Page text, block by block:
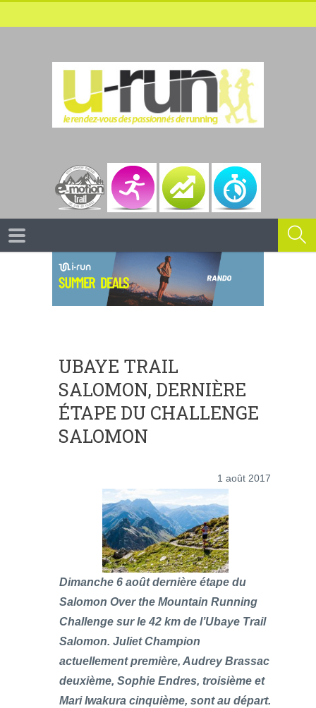
UBAYE TRAIL
SALOMON, DERNIÈRE
ÉTAPE DU CHALLENGE
SALOMON
1 août 2017
Dimanche 6 août dernière étape du
Salomon Over the Mountain Running
Challenge sur le 42 km de l’Ubaye Trail
Salomon. Juliet Champion
actuellement première, Audrey Brassac
deuxième, Sophie Endres, troisième et
Mari Iwakura cinquième, sont au départ.